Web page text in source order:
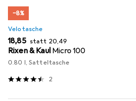
−8%
Velotasche
EUR
18,85 statt EUR
20,49
Rixen & Kaul Micro 100
0.80 l, Satteltasche
2